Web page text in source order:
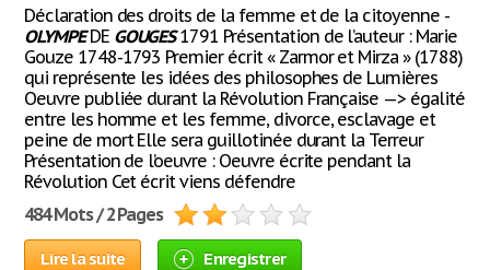
Déclaration des droits de la femme et de la citoyenne -
OLYMPEDE GOUGES1791 Présentation de l’auteur : Marie
Gouze 1748-1793 Premier écrit « Zarmor et Mirza » (1788)
qui représente les idées des philosophes de Lumières
Oeuvre publiée durant la Révolution Française —> égalité
entre les homme et les femme, divorce, esclavage et
peine de mort Elle sera guillotinée durant la Terreur
Présentation de l’oeuvre : Oeuvre écrite pendant la
Révolution Cet écrit viens défendre
484 Mots / 2 Pages
Lire la suite Enregistrer